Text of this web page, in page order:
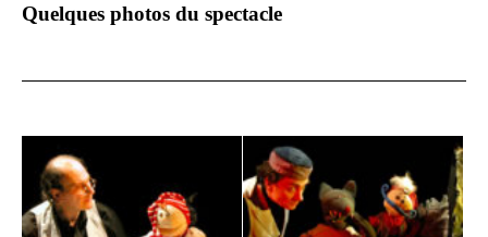
Quelques photos du spectacle